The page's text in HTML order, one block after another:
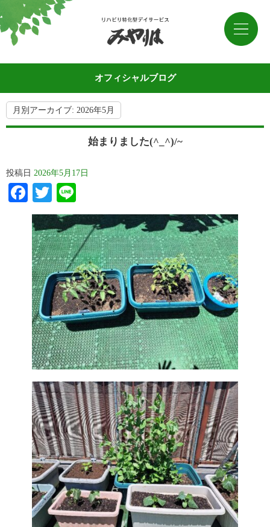
オフィシャルブログ
月別アーカイブ: 2026年5月
始まりました(^_^)/~
投稿日 2026年5月17日
Facebook
Twitter